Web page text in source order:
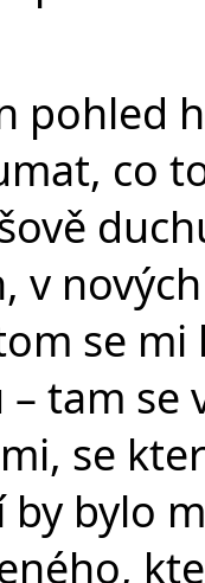
pohled
co
v
se
tam
se
by bylo